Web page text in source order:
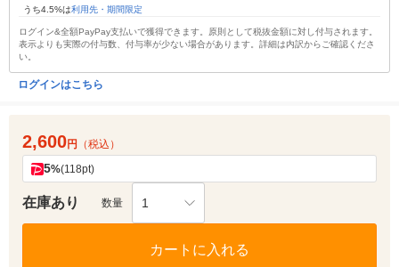
うち4.5%は利用先・期間限定
ログイン&全額PayPay支払いで獲得できます。原則として税抜金額に対し付与されます。
表示よりも実際の付与数、付与率が少ない場合があります。詳細は内訳からご確認くださ
い。
ログインはこちら
2,600円 （税込）
5%(118pt)
在庫あり 数量 1
カートに入れる